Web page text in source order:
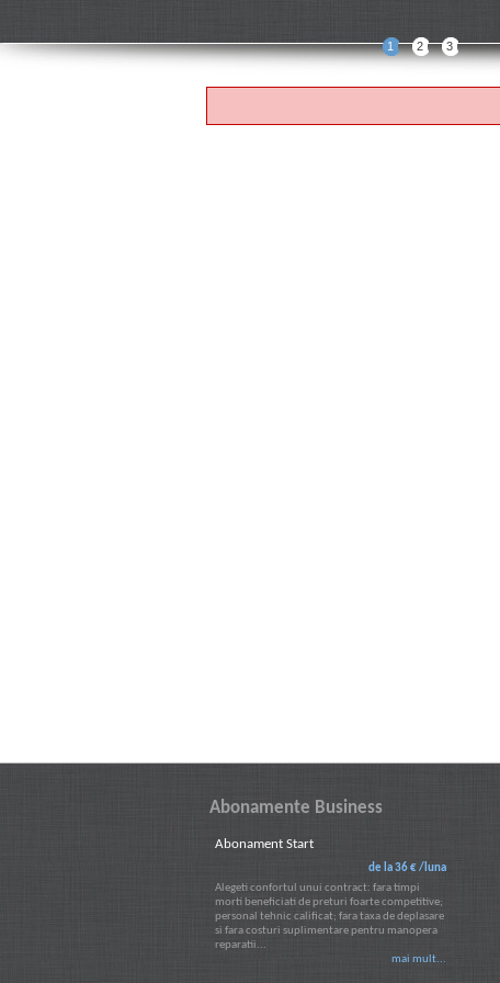
1 2 3
Abonamente Business
Abonament Start
de la 36 € /luna
Alegeti confortul unui contract: fara timpi
morti beneficiati de preturi foarte competitive;
personal tehnic calificat; fara taxa de deplasare
si fara costuri suplimentare pentru manopera
reparatii...
mai mult...